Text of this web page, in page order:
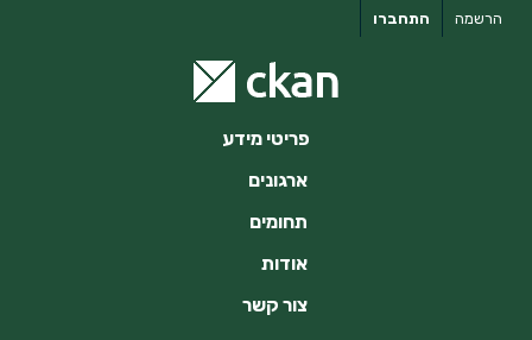
התחברו הרשמה
פריטי מידע
ארגונים
תחומים
אודות
צור קשר